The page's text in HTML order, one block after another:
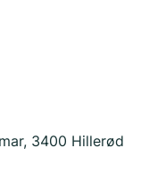
3400 Hillerød